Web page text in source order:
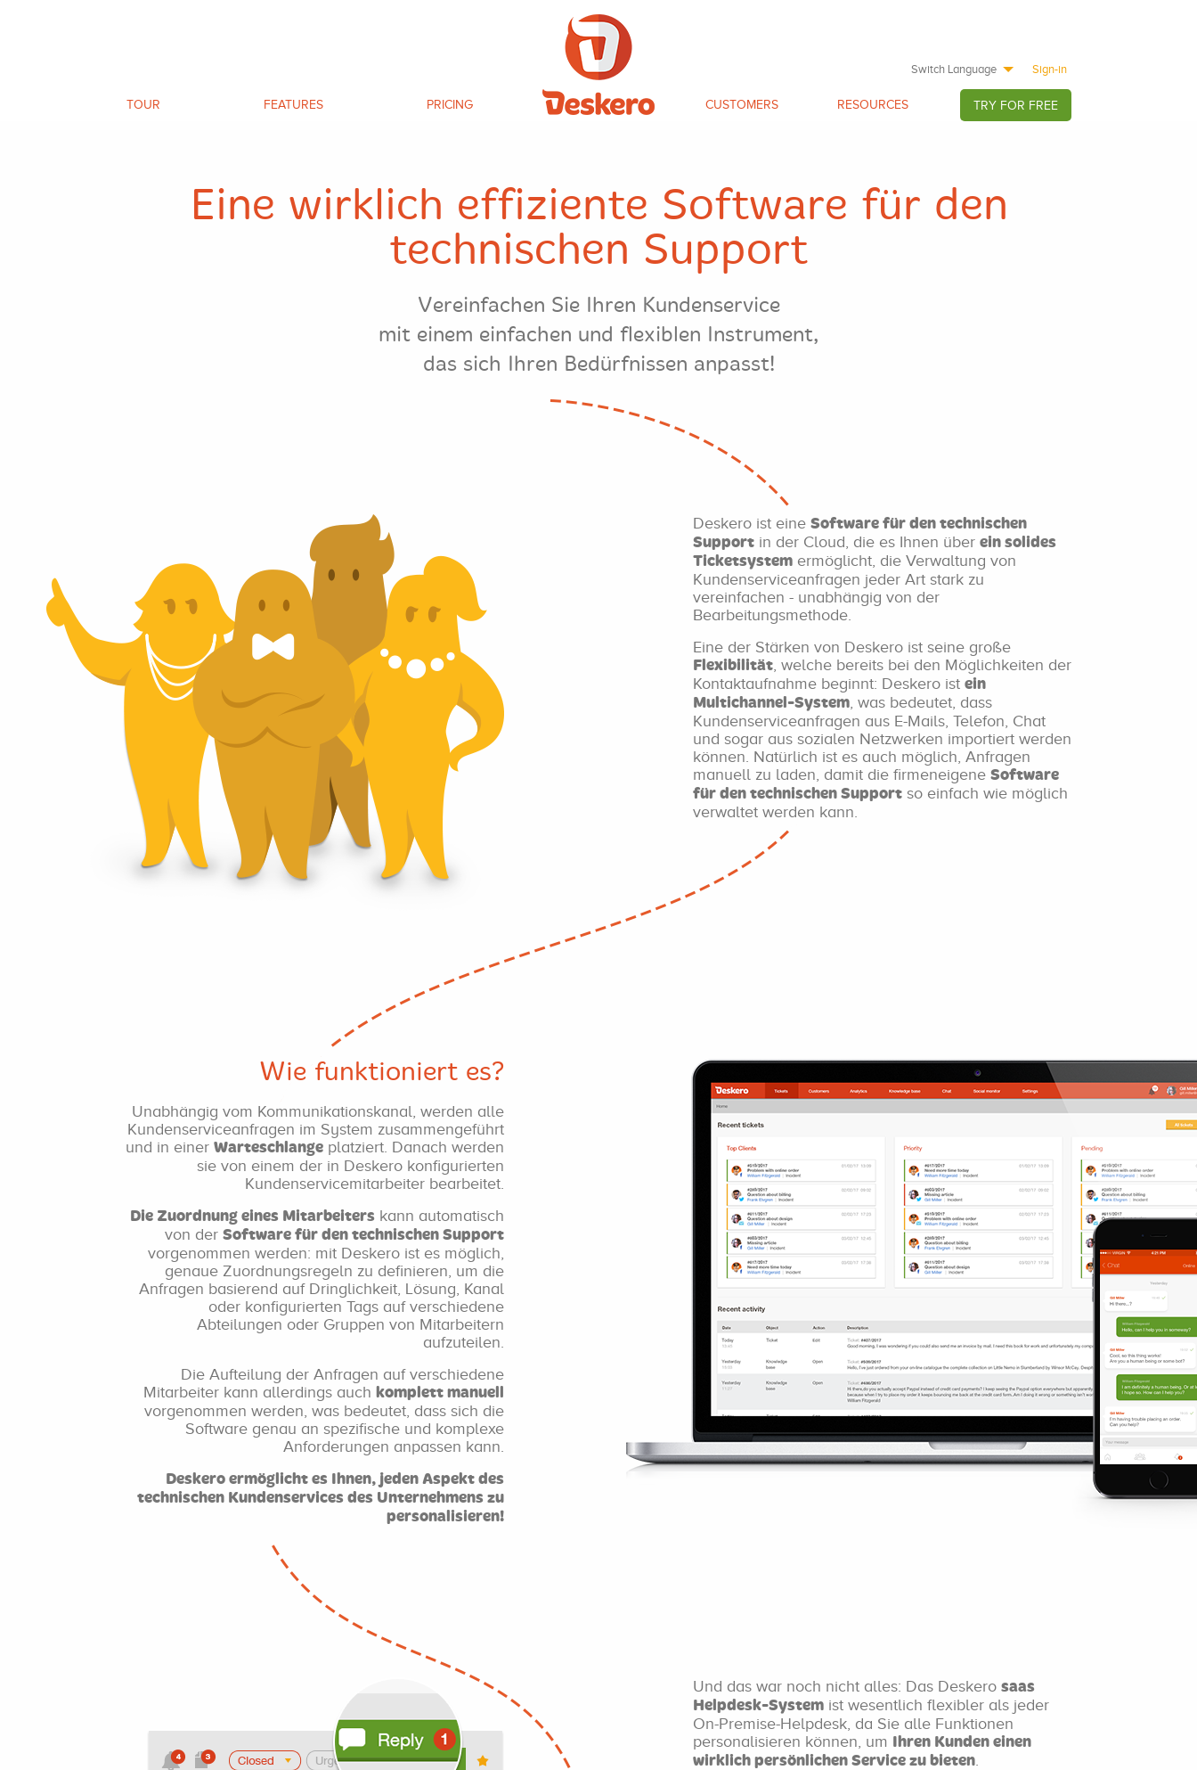
Switch Language Sign-in
TOUR FEATURES PRICING CUSTOMERS RESOURCES TRY FOR FREE
Eine wirklich effiziente Software für den
technischen Support
Vereinfachen Sie Ihren Kundenservice
mit einem einfachen und flexiblen Instrument,
das sich Ihren Bedürfnissen anpasst!
Deskero ist eine Software für den technischen
Support in der Cloud, die es Ihnen über ein solides
Ticketsystem ermöglicht, die Verwaltung von
Kundenserviceanfragen jeder Art stark zu
vereinfachen - unabhängig von der
Bearbeitungsmethode.
Eine der Stärken von Deskero ist seine große
Flexibilität, welche bereits bei den Möglichkeiten der
Kontaktaufnahme beginnt: Deskero ist ein
Multichannel-System, was bedeutet, dass
Kundenserviceanfragen aus E-Mails, Telefon, Chat
und sogar aus sozialen Netzwerken importiert werden
können. Natürlich ist es auch möglich, Anfragen
manuell zu laden, damit die firmeneigene Software
für den technischen Support so einfach wie möglich
verwaltet werden kann.
Wie funktioniert es?
Unabhängig vom Kommunikationskanal, werden alle
Kundenserviceanfragen im System zusammengeführt
und in einer Warteschlange platziert. Danach werden
sie von einem der in Deskero konfigurierten
Kundenservicemitarbeiter bearbeitet.
Die Zuordnung eines Mitarbeiters kann automatisch
von der Software für den technischen Support
vorgenommen werden: mit Deskero ist es möglich,
genaue Zuordnungsregeln zu definieren, um die
Anfragen basierend auf Dringlichkeit, Lösung, Kanal
oder konfigurierten Tags auf verschiedene
Abteilungen oder Gruppen von Mitarbeitern
aufzuteilen.
Die Aufteilung der Anfragen auf verschiedene
Mitarbeiter kann allerdings auch komplett manuell
vorgenommen werden, was bedeutet, dass sich die
Software genau an spezifische und komplexe
Anforderungen anpassen kann.
Deskero ermöglicht es Ihnen, jeden Aspekt des
technischen Kundenservices des Unternehmens zu
personalisieren!
Und das war noch nicht alles: Das Deskero saas
Helpdesk-System ist wesentlich flexibler als jeder
On-Premise-Helpdesk, da Sie alle Funktionen
personalisieren können, um Ihren Kunden einen
wirklich persönlichen Service zu bieten.